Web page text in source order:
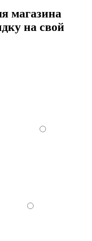
магазина
на свой